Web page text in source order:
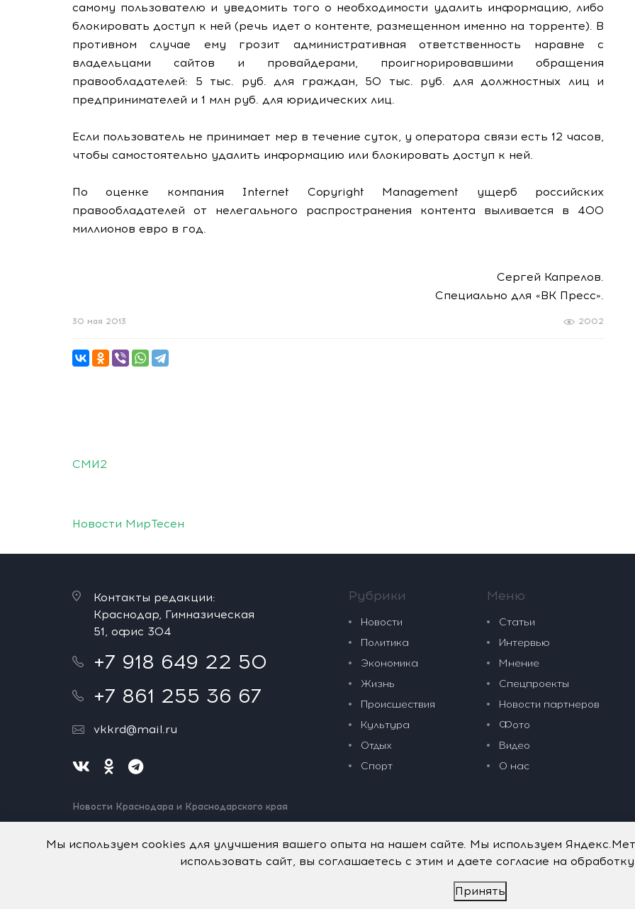
самому пользователю и уведомить того о необходимости удалить информацию, либо
блокировать доступ к ней (речь идет о контенте, размещенном именно на торренте). В
противном случае ему грозит административная ответственность наравне с
владельцами сайтов и провайдерами, проигнорировавшими обращения
правообладателей: 5 тыс. руб. для граждан, 50 тыс. руб. для должностных лиц и
предпринимателей и 1 млн руб. для юридических лиц.
Если пользователь не принимает мер в течение суток, у оператора связи есть 12 часов,
чтобы самостоятельно удалить информацию или блокировать доступ к ней.
По оценке компания Internet Copyright Management ущерб российских
правообладателей от нелегального распространения контента выливается в 400
миллионов евро в год.
Сергей Капрелов.
Специально для «ВК Пресс».
2002
30 мая 2013
СМИ2
Новости МирТесен
Контакты редакции:
Краснодар, Гимназическая
51, офис 304
+7 918 649 22 50
+7 861 255 36 67
vkkrd@mail.ru
Новости Краснодара и Краснодарского края
Нашли ошибку? Выделите и нажмите Ctrl+Enter.
Рубрики
Новости
Политика
Экономика
Жизнь
Происшествия
Культура
Отдых
Спорт
Меню
Статьи
Интервью
Мнение
Спецпроекты
Новости партнеров
Фото
Видео
О нас
Политика обработки персональных данных
© Авторское право на систему визуализации содержимого портала vkpress.ru, а также на исходные данные, включая
Мы используем cookies для улучшения вашего опыта на нашем сайте. Мы используем
использовать сайт, вы соглашаетесь с этим и даете согласие на
Принять